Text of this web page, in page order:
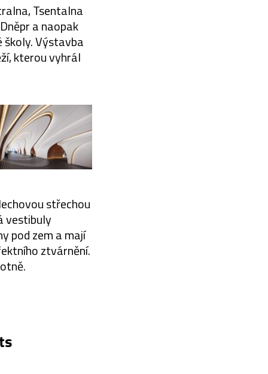
Tsentalna
a naopak
školy. Výstavba
kterou vyhrál
střechou
vestibuly
pod zem a mají
ztvárnění.